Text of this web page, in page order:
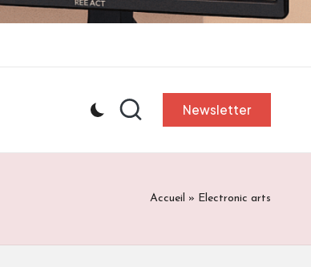
Newsletter
Accueil » Electronic arts